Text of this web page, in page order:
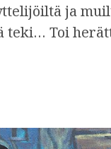
ja
Toi